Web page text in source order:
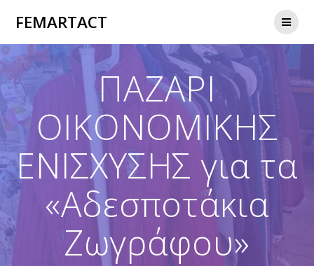
FEMARTACT
ΠΑΖΑΡΙ
ΟΙΚΟΝΟΜΙΚΗΣ
ΕΝΙΣΧΥΣΗΣ για τα
«Αδεσποτάκια
Ζωγράφου»